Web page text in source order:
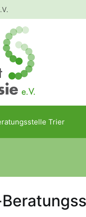
Ansprech-
Trier